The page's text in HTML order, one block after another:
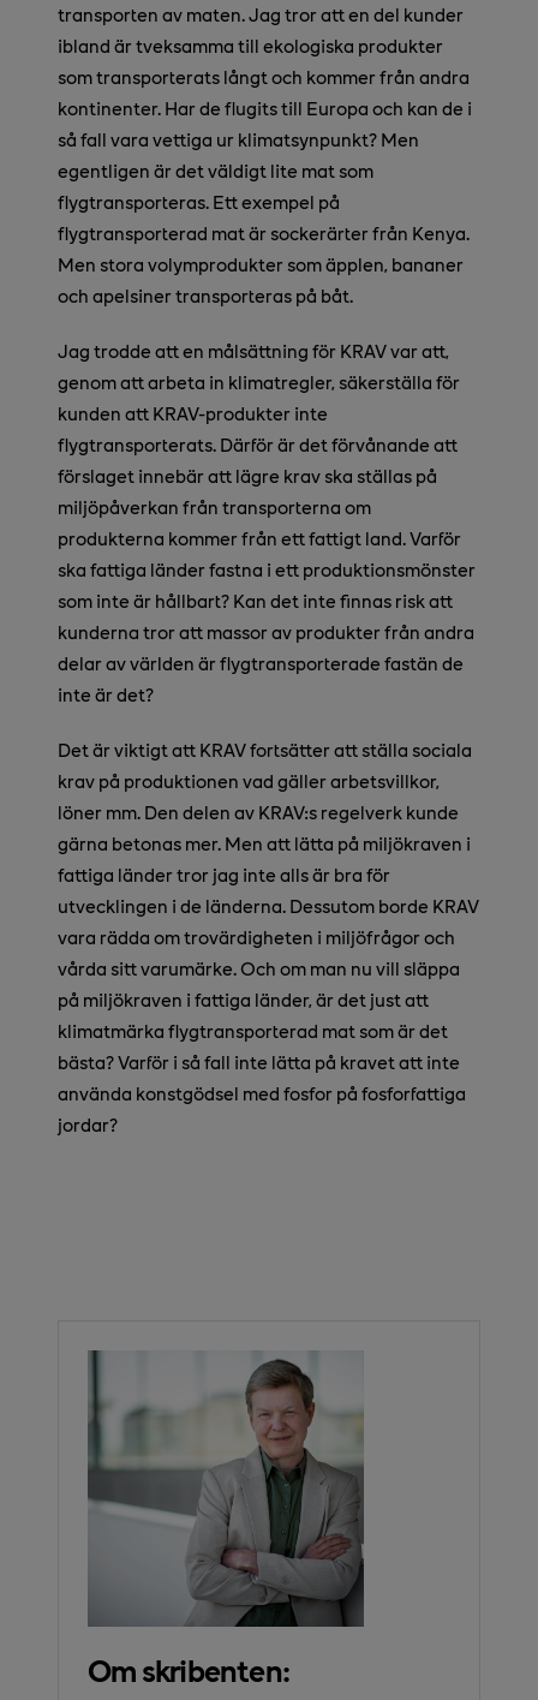
transporten av maten. Jag tror att en del kunder
ibland är tveksamma till ekologiska produkter
som transporterats långt och kommer från andra
kontinenter. Har de flugits till Europa och kan de i
så fall vara vettiga ur klimatsynpunkt? Men
egentligen är det väldigt lite mat som
flygtransporteras. Ett exempel på
flygtransporterad mat är sockerärter från Kenya.
Men stora volymprodukter som äpplen, bananer
och apelsiner transporteras på båt.
Jag trodde att en målsättning för KRAV var att,
genom att arbeta in klimatregler, säkerställa för
kunden att KRAV-produkter inte
flygtransporterats. Därför är det förvånande att
förslaget innebär att lägre krav ska ställas på
miljöpåverkan från transporterna om
produkterna kommer från ett fattigt land. Varför
ska fattiga länder fastna i ett produktionsmönster
som inte är hållbart? Kan det inte finnas risk att
kunderna tror att massor av produkter från andra
delar av världen är flygtransporterade fastän de
inte är det?
Det är viktigt att KRAV fortsätter att ställa sociala
krav på produktionen vad gäller arbetsvillkor,
löner mm. Den delen av KRAV:s regelverk kunde
gärna betonas mer. Men att lätta på miljökraven i
fattiga länder tror jag inte alls är bra för
utvecklingen i de länderna. Dessutom borde KRAV
vara rädda om trovärdigheten i miljöfrågor och
vårda sitt varumärke. Och om man nu vill släppa
på miljökraven i fattiga länder, är det just att
klimatmärka flygtransporterad mat som är det
bästa? Varför i så fall inte lätta på kravet att inte
använda konstgödsel med fosfor på fosforfattiga
jordar?
Om skribenten: